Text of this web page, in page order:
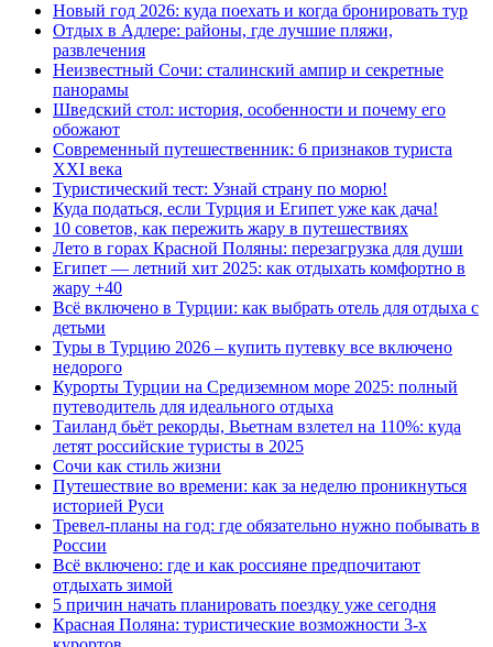
Новый год 2026: куда поехать и когда бронировать тур
Отдых в Адлере: районы, где лучшие пляжи,
развлечения
Неизвестный Сочи: сталинский ампир и секретные
панорамы
Шведский стол: история, особенности и почему его
обожают
Современный путешественник: 6 признаков туриста
XXI века
Туристический тест: Узнай страну по морю!
Куда податься, если Турция и Египет уже как дача!
10 советов, как пережить жару в путешествиях
Лето в горах Красной Поляны: перезагрузка для души
Египет — летний хит 2025: как отдыхать комфортно в
жару +40
Всё включено в Турции: как выбрать отель для отдыха с
детьми
Туры в Турцию 2026 – купить путевку все включено
недорого
Курорты Турции на Средиземном море 2025: полный
путеводитель для идеального отдыха
Таиланд бьёт рекорды, Вьетнам взлетел на 110%: куда
летят российские туристы в 2025
Сочи как стиль жизни
Путешествие во времени: как за неделю проникнуться
историей Руси
Тревел-планы на год: где обязательно нужно побывать в
России
Всё включено: где и как россияне предпочитают
отдыхать зимой
5 причин начать планировать поездку уже сегодня
Красная Поляна: туристические возможности 3-х